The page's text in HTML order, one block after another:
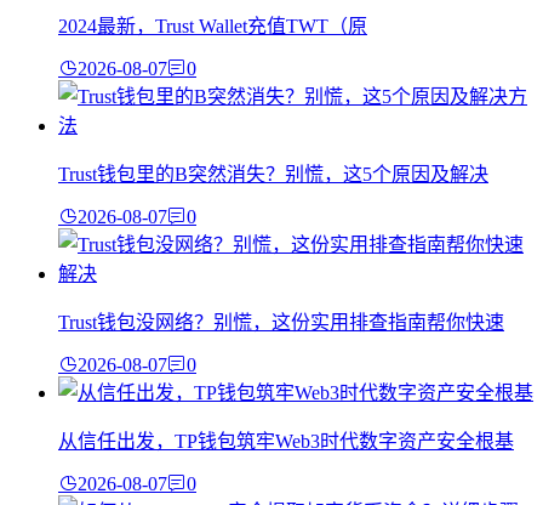
2024最新，Trust Wallet充值TWT（原
2026-08-07 0
Trust钱包里的B突然消失？别慌，这5个原因及解决
2026-08-07 0
Trust钱包没网络？别慌，这份实用排查指南帮你快速
2026-08-07 0
从信任出发，TP钱包筑牢Web3时代数字资产安全根基
2026-08-07 0